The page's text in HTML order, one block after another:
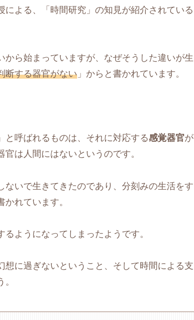
よる、「時間研究」の知見が紹介されている
ら始まっていますが、なぜそうした違いが生
断する器官がない 」からと書かれています。
呼ばれるものは、それに対応する感覚器官が
は人間にはないというのです。
いで生きてきたのであり、分刻みの生活をす
れています。
ようになってしまったようです。
に過ぎないということ、そして時間による支